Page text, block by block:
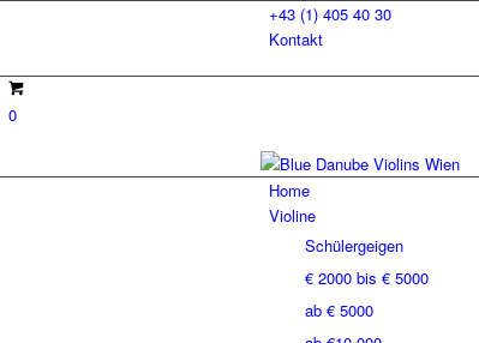
+43 (1) 405 40 30
Kontakt
0
Home
Violine
Schülergeigen
€ 2000 bis € 5000
ab € 5000